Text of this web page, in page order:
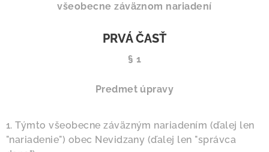
všeobecne záväznom nariadení
PRVÁ ČASŤ
§ 1
Predmet úpravy
1. Týmto všeobecne záväzným nariadením (ďalej len
"nariadenie") obec Nevidzany (ďalej len "správca